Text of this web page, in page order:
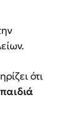
ότι